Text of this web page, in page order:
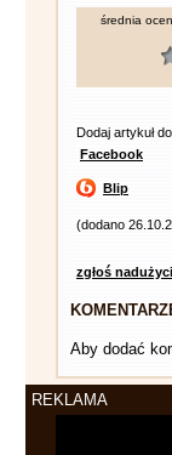
średnia
Dodaj artykuł
Facebook
Blip
(dodano
zgłoś
Aby dodać
REKLAMA